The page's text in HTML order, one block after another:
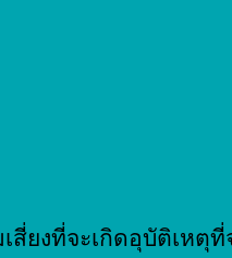
ยงที่จะเกิดอุบัติเหตุ